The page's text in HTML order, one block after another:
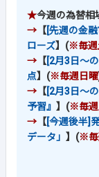
★今週の為替相
→ 【[先週の金
ローズ】(※毎週
→ 【[2月3日～
点】(※毎週日曜
→ 【[2月3日～
予習』 】(※毎
→ 【[今週後半]
データ」 】(※毎